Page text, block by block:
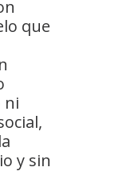
que
ni
y sin